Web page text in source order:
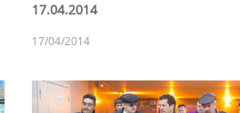
17.04.2014
17/04/2014